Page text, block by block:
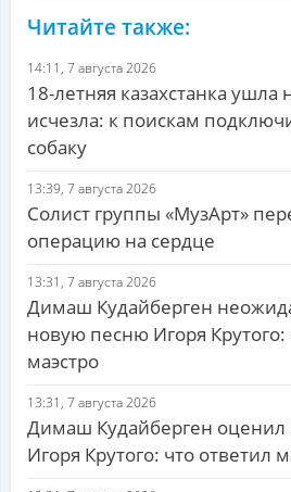
Читайте также:
14:11, 7 августа 2026
18-летняя казахстанка ушла
исчезла: к поискам
собаку
13:39, 7 августа 2026
Солист группы «МузАрт»
операцию на сердце
13:31, 7 августа 2026
Димаш Кудайберген
новую песню Игоря Крутого:
маэстро
13:31, 7 августа 2026
Димаш Кудайберген
Игоря Крутого: что ответил